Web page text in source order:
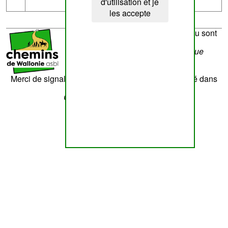
les accepte
La réalisation du site et son contenu sont
- Rue
Merci de signaler tout contenu erroné. Il sera corrigé dans
Cette page a été vue